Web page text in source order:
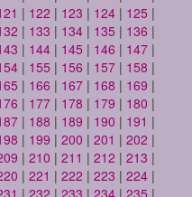
| 122 | 123 | 124 | 125 |
| 133 | 134 | 135 | 136 |
| 144 | 145 | 146 | 147 |
| 155 | 156 | 157 | 158 |
| 166 | 167 | 168 | 169 |
| 177 | 178 | 179 | 180 |
| 188 | 189 | 190 | 191 |
| 199 | 200 | 201 | 202 |
| 210 | 211 | 212 | 213 |
| 221 | 222 | 223 | 224 |
| 232 | 233 | 234 | 235 |